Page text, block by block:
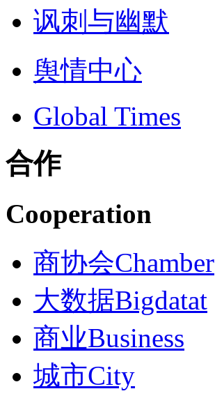
讽刺与幽默
舆情中心
Global Times
合作
Cooperation
商协会Chamber
大数据Bigdatat
商业Business
城市City